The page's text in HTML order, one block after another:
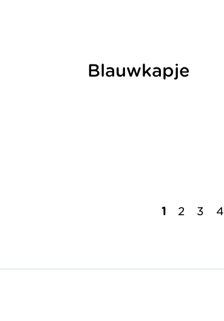
Blauwkapje
1 2 3 4